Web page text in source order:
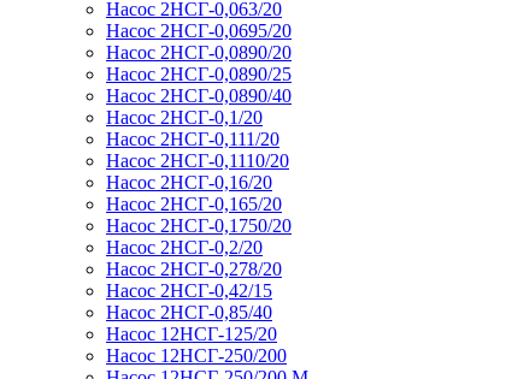
Насос 2НСГ-0,063/20
Насос 2НСГ-0,0695/20
Насос 2НСГ-0,0890/20
Насос 2НСГ-0,0890/25
Насос 2НСГ-0,0890/40
Насос 2НСГ-0,1/20
Насос 2НСГ-0,111/20
Насос 2НСГ-0,1110/20
Насос 2НСГ-0,16/20
Насос 2НСГ-0,165/20
Насос 2НСГ-0,1750/20
Насос 2НСГ-0,2/20
Насос 2НСГ-0,278/20
Насос 2НСГ-0,42/15
Насос 2НСГ-0,85/40
Насос 12НСГ-125/20
Насос 12НСГ-250/200